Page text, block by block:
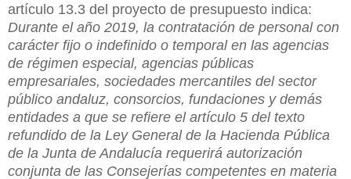
artículo 13.3 del proyecto de presupuesto indica:
Durante el año 2019, la contratación de personal con
carácter fijo o indefinido o temporal en las agencias
de régimen especial, agencias públicas
empresariales, sociedades mercantiles del sector
público andaluz, consorcios, fundaciones y demás
entidades a que se refiere el artículo 5 del texto
refundido de la Ley General de la Hacienda Pública
de la Junta de Andalucía requerirá autorización
conjunta de las Consejerías competentes en materia